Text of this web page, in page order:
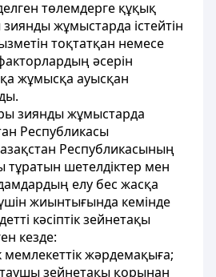
төлемдерге құқық
жұмыстарда істейтін
тоқтатқан немесе
әсерін
жұмысқа ауысқан
зиянды жұмыстарда
Республикасы
Республикасының
тұратын шетелдіктер мен
елу бес жасқа
жиынтығында кемінде
кәсіптік зейнетақы
кезде:
мемлекеттік жәрдемақыға;
зейнетақы қорынан